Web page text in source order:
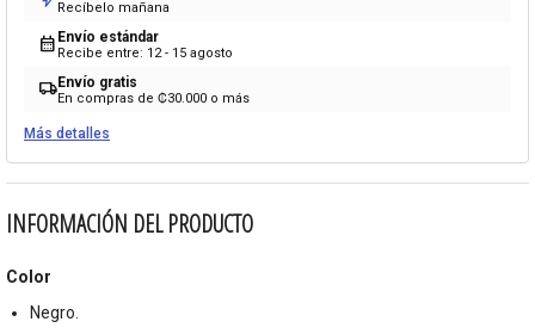
Recíbelo mañana
calendar_month Envío estándar
Recibe entre: 12 - 15 agosto
local_shippingEnvío gratis
En compras de ₡30.000 o más
Más detalles
INFORMACIÓN DEL PRODUCTO
Color
Negro.